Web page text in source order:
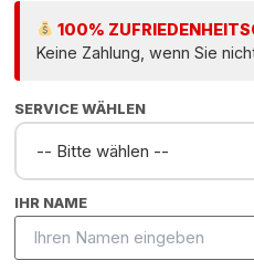
100%
Keine Zahlung, wenn Sie
SERVICE WÄHLEN
IHR NAME